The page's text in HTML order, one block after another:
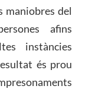
maniobres del
afins
instàncies
és prou